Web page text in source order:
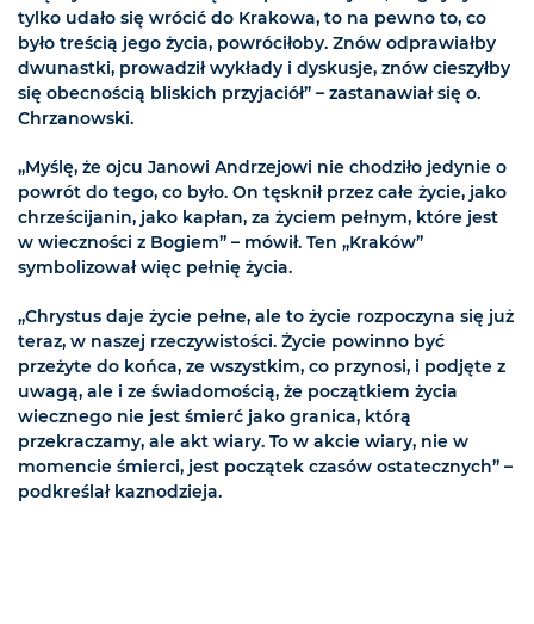
tylko udało się wrócić do Krakowa, to na pewno to, co
było treścią jego życia, powróciłoby. Znów odprawiałby
dwunastki, prowadził wykłady i dyskusje, znów cieszyłby
się obecnością bliskich przyjaciół” – zastanawiał się o.
Chrzanowski.
„Myślę, że ojcu Janowi Andrzejowi nie chodziło jedynie o
powrót do tego, co było. On tęsknił przez całe życie, jako
chrześcijanin, jako kapłan, za życiem pełnym, które jest
w wieczności z Bogiem” – mówił. Ten „Kraków”
symbolizował więc pełnię życia.
„Chrystus daje życie pełne, ale to życie rozpoczyna się już
teraz, w naszej rzeczywistości. Życie powinno być
przeżyte do końca, ze wszystkim, co przynosi, i podjęte z
uwagą, ale i ze świadomością, że początkiem życia
wiecznego nie jest śmierć jako granica, którą
przekraczamy, ale akt wiary. To w akcie wiary, nie w
momencie śmierci, jest początek czasów ostatecznych” –
podkreślał kaznodzieja.